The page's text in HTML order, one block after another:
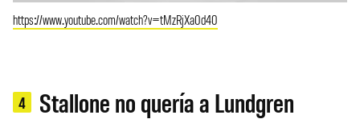
https://www.youtube.com/watch?v=tMzRjXa0d40
4 Stallone no quería a Lundgren